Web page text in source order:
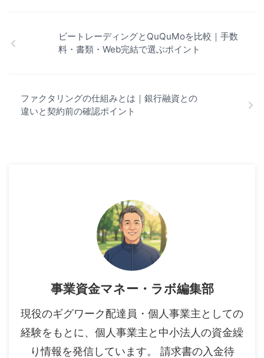
ビートレーディングとQuQuMoを比較｜手数
料・書類・Web完結で選ぶポイント
ファクタリングの仕組みとは｜銀行融資との
違いと契約前の確認ポイント
事業資金マネー・ラボ編集部
現役のギグワーク配達員・個人事業主としての
経験をもとに、個人事業主と中小法人の資金繰
り情報を発信しています。 請求書の入金待